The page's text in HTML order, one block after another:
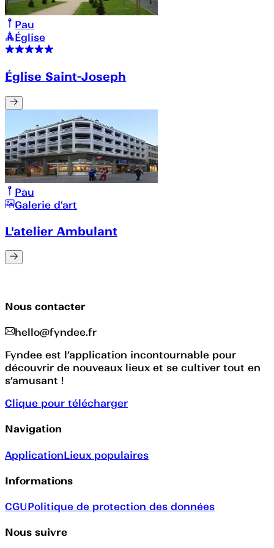
Pau
Église
Église Saint-Joseph
Pau
Galerie d'art
L'atelier Ambulant
Nous contacter
hello@fyndee.fr
Fyndee est l’application incontournable pour
découvrir de nouveaux lieux et se cultiver tout en
s’amusant !
Clique pour télécharger
Navigation
ApplicationLieux populaires
Informations
CGUPolitique de protection des données
Nous suivre